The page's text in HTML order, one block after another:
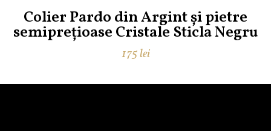
Colier Pardo din Argint și pietre
semiprețioase Cristale Sticla Negru
175lei